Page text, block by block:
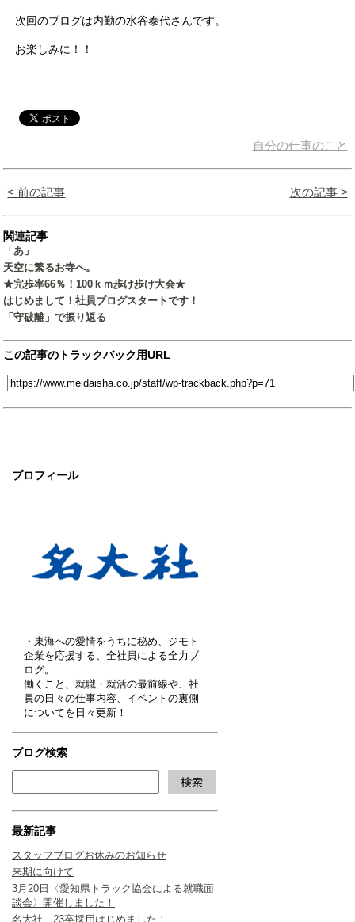
プロフィール
・東海への愛情をうちに秘め、ジモト
企業を応援する、全社員による全力ブ
ログ。
働くこと、就職・就活の最前線や、社
員の日々の仕事内容、イベントの裏側
についてを日々更新！
ブログ検索
最新記事
スタッフブログお休みのお知らせ
来期に向けて
3月20日〈愛知県トラック協会による就職面
談会〉開催しました！
名大社、23卒採用はじめました！
次回のブログは内勤の水谷泰代さんです。
お楽しみに！！
自分の仕事のこと
< 前の記事 次の記事 >
関連記事
「あ」
天空に繁るお寺へ。
★完歩率66％！100ｋｍ歩け歩け大会★
はじめまして！社員ブログスタートです！
「守破離」で振り返る
この記事のトラックバック用URL